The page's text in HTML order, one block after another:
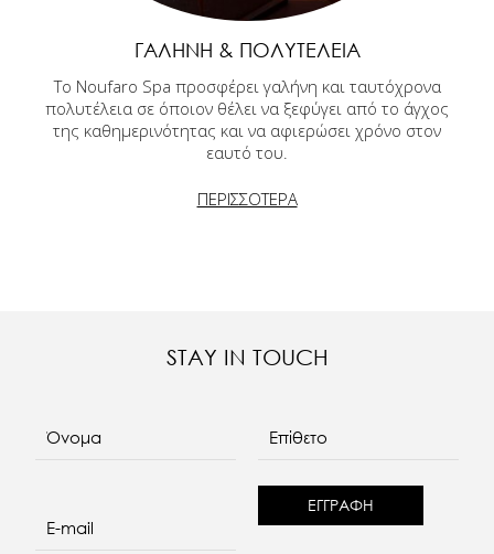
ΓΑΛΉΝΗ & ΠΟΛΥΤΈΛΕΙΑ
Το Noufaro Spa προσφέρει γαλήνη και ταυτόχρονα
πολυτέλεια σε όποιον θέλει να ξεφύγει από το άγχος
της καθημερινότητας και να αφιερώσει χρόνο στον
εαυτό του.
ΠΕΡΙΣΣΟΤΕΡΑ
STAY IN TOUCH